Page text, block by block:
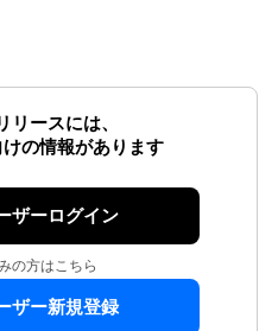
リースには、
の情報があります
ザーログイン
の方はこちら
ザー新規登録